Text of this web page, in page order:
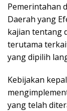
Pemerintahan
Daerah yang
kajian tentang
terutama
yang dipilih
Kebijakan
yang telah